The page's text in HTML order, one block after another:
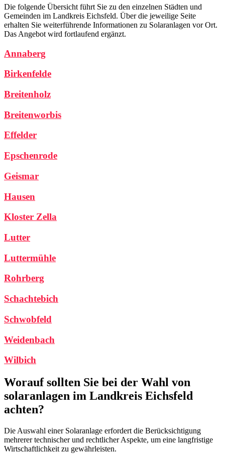
Die folgende Übersicht führt Sie zu den einzelnen Städten und
Gemeinden im Landkreis Eichsfeld. Über die jeweilige Seite
erhalten Sie weiterführende Informationen zu Solaranlagen vor Ort.
Das Angebot wird fortlaufend ergänzt.
Annaberg
Birkenfelde
Breitenholz
Breitenworbis
Effelder
Epschenrode
Geismar
Hausen
Kloster Zella
Lutter
Luttermühle
Rohrberg
Schachtebich
Schwobfeld
Weidenbach
Wilbich
Worauf sollten Sie bei der Wahl von
solaranlagen im Landkreis Eichsfeld
achten?
Die Auswahl einer Solaranlage erfordert die Berücksichtigung
mehrerer technischer und rechtlicher Aspekte, um eine langfristige
Wirtschaftlichkeit zu gewährleisten.